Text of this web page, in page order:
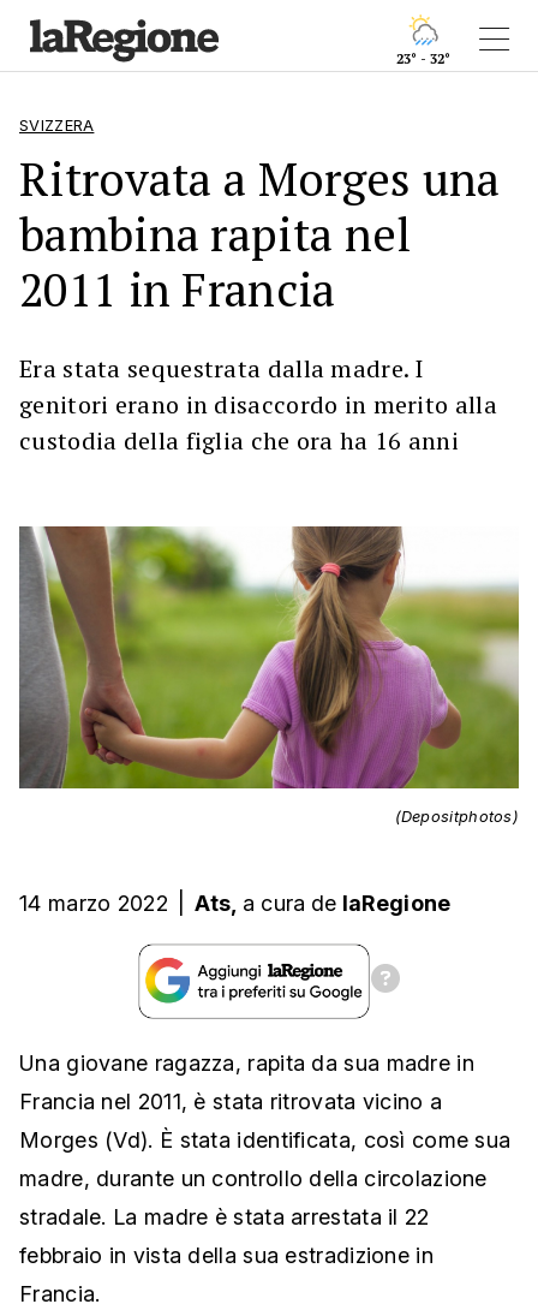
23° - 32°
SVIZZERA
Ritrovata a Morges una
bambina rapita nel
2011 in Francia
Era stata sequestrata dalla madre. I
genitori erano in disaccordo in merito alla
custodia della figlia che ora ha 16 anni
(Depositphotos)
14 marzo 2022 Ats, a cura de laRegione
Una giovane ragazza, rapita da sua madre in
Francia nel 2011, è stata ritrovata vicino a
Morges (Vd). È stata identificata, così come sua
madre, durante un controllo della circolazione
stradale. La madre è stata arrestata il 22
febbraio in vista della sua estradizione in
Francia.